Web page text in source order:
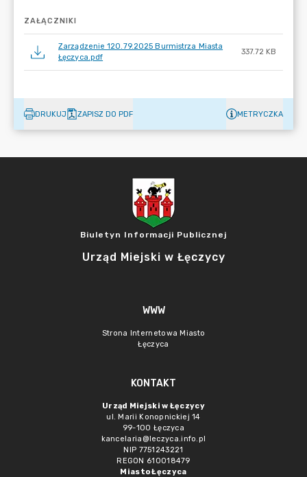
ZAŁĄCZNIKI
Zarządzenie 120.79.2025 Burmistrza Miasta
Łęczyca.pdf
337.72 KB
DRUKUJ ZAPISZ DO PDF METRYCZKA
Biuletyn Informacji Publicznej
Urząd Miejski w Łęczycy
WWW
Strona Internetowa Miasto
Łęczyca
KONTAKT
Urząd Miejski w Łęczycy
ul. Marii Konopnickiej 14
99-100 Łęczyca
kancelaria@leczyca.info.pl
NIP 7751243221
REGON 610018479
Miasto Łęczyca